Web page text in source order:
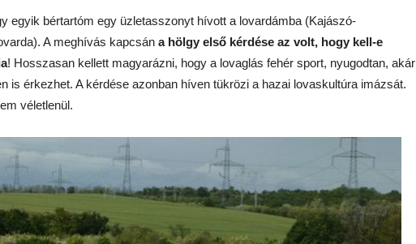
egyik bértartóm egy üzletasszonyt hívott a lovardámba (Kajászó-
A meghívás kapcsán a hölgy első kérdése az volt, hogy kell-e
! Hosszasan kellett magyarázni, hogy a lovaglás fehér sport, nyugodtan, akár
is érkezhet. A kérdése azonban híven tükrözi a hazai lovaskultúra imázsát.
véletlenül.